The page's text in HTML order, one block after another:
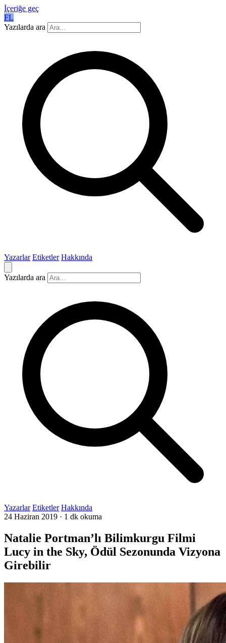
İçeriğe geç
FL
Yazılarda ara
Yazarlar Etiketler Hakkında
Yazılarda ara
Yazarlar Etiketler Hakkında
24 Haziran 2019 · 1 dk okuma
Natalie Portman’lı Bilimkurgu Filmi
Lucy in the Sky, Ödül Sezonunda Vizyona
Girebilir